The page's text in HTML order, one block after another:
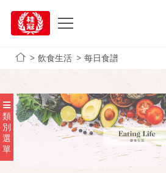
飲食生活 每日食譜
類
別
選
單